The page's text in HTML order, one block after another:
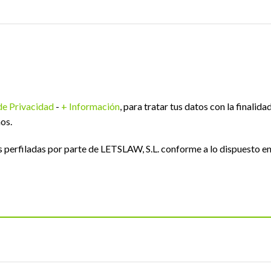
Privacidad - + Información, para tratar tus datos con la
por parte de LETSLAW, S.L. conforme a lo dispuesto en